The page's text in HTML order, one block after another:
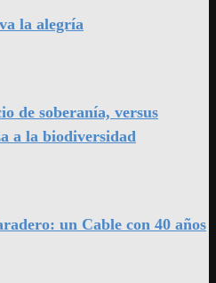
la alegría
de soberanía, versus
a la biodiversidad
un Cable con 40 años